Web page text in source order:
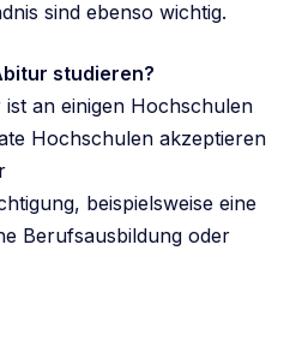
sind ebenso wichtig.
studieren?
an einigen Hochschulen
Hochschulen akzeptieren
beispielsweise eine
Berufsausbildung oder